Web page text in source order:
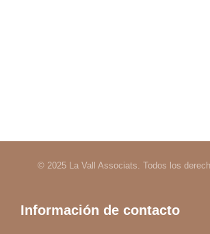
© 2025 La Vall Associats. Todos los
Información de contacto